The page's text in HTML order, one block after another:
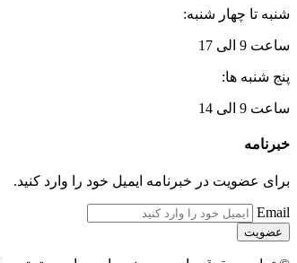
شنبه تا چهار شنبه:
ساعت 9 الی 17
پنج شنبه ها:
ساعت 9 الی 14
خبرنامه
برای عضویت در خبرنامه ایمیل خود را وارد کنید.
Email